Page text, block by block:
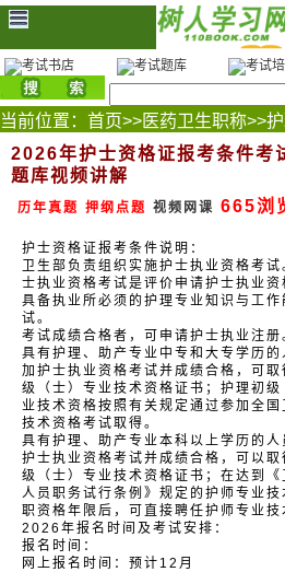
当前位置： 首页>>医药卫生职称>>
2026年护士资格证报考条件考
题库视频讲解
历年真题 押纲点题 视频网课 665浏
护士资格证报考条件说明：
卫生部负责组织实施护士执业资格考试
士执业资格考试是评价申请护士执业资
具备执业所必须的护理专业知识与工作
试。
考试成绩合格者，可申请护士执业注册
具有护理、助产专业中专和大专学历的
加护士执业资格考试并成绩合格，可取
级（士）专业技术资格证书；护理初级
业技术资格按照有关规定通过参加全国
技术资格考试取得。
具有护理、助产专业本科以上学历的人
护士执业资格考试并成绩合格，可以取
级（士）专业技术资格证书；在达到《
人员职务试行条例》规定的护师专业技
职资格年限后，可直接聘任护师专业技
2026年报名时间及考试安排：
报名时间：
网上报名时间：预计12月